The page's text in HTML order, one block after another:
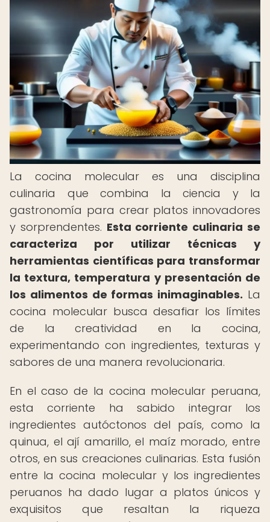
La cocina molecular es una disciplina
culinaria que combina la ciencia y la
gastronomía para crear platos innovadores
y sorprendentes. Esta corriente culinaria se
caracteriza por utilizar técnicas y
herramientas científicas para transformar
la textura, temperatura y presentación de
los alimentos de formas inimaginables. La
cocina molecular busca desafiar los límites
de la creatividad en la cocina,
experimentando con ingredientes, texturas y
sabores de una manera revolucionaria.
En el caso de la cocina molecular peruana,
esta corriente ha sabido integrar los
ingredientes autóctonos del país, como la
quinua, el ají amarillo, el maíz morado, entre
otros, en sus creaciones culinarias. Esta fusión
entre la cocina molecular y los ingredientes
peruanos ha dado lugar a platos únicos y
exquisitos que resaltan la riqueza